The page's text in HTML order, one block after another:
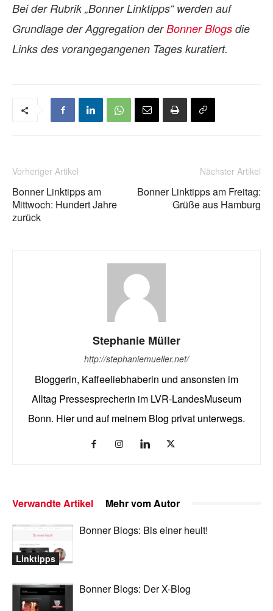
Bei der Rubrik „Bonner Linktipps“ werden auf
Grundlage der Aggregation derBonner Blogs die
Links des vorangegangenen Tages kuratiert.
Vorheriger Artikel
Bonner Linktipps am
Mittwoch: Hundert Jahre
zurück
Nächster Artikel
Bonner Linktipps am Freitag:
Grüße aus Hamburg
Stephanie Müller
http://stephaniemueller.net/
Bloggerin, Kaffeeliebhaberin und ansonsten im
Alltag Pressesprecherin im LVR-LandesMuseum
Bonn. Hier und auf meinem Blog privat unterwegs.
Verwandte Artikel Mehr vom Autor
Linktipps
Bonner Blogs: Bis einer heult!
Bonner Blogs: Der X-Blog